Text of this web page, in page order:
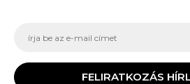
FELIRATKOZÁS